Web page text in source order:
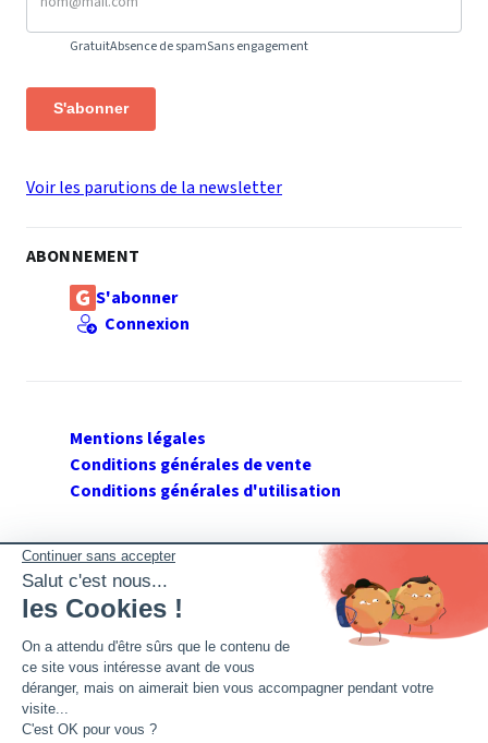
GratuitAbsence de spamSans engagement
S'abonner
Voir les parutions de la newsletter
ABONNEMENT
S'abonner
Connexion
Mentions légales
Conditions générales de vente
Conditions générales d'utilisation
SUIVEZ GERANT DE SARL
Twitter
Facebook